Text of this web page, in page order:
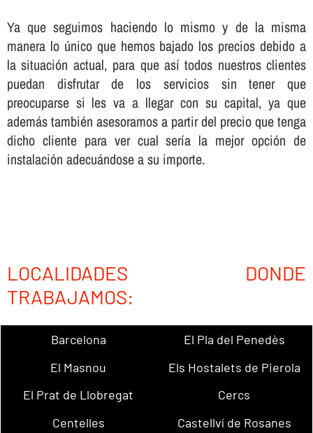
Ya que seguimos haciendo lo mismo y de la misma
manera lo único que hemos bajado los precios debido a
la situación actual, para que así­ todos nuestros clientes
puedan disfrutar de los servicios sin tener que
preocuparse si les va a llegar con su capital, ya que
además también asesoramos a partir del precio que tenga
dicho cliente para ver cual serí­a la mejor opción de
instalación adecuándose a su importe.
LOCALIDADES DONDE
TRABAJAMOS:
Barcelona
El Pla del Penedès
El Masnou
Els Hostalets de Pierola
El Prat de Llobregat
Cercs
Centelles
Castellví de Rosanes